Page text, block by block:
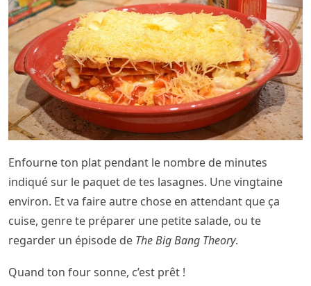
Enfourne ton plat pendant le nombre de minutes
indiqué sur le paquet de tes lasagnes. Une vingtaine
environ. Et va faire autre chose en attendant que ça
cuise, genre te préparer une petite salade, ou te
regarder un épisode de The Big Bang Theory.
Quand ton four sonne, c’est prêt !